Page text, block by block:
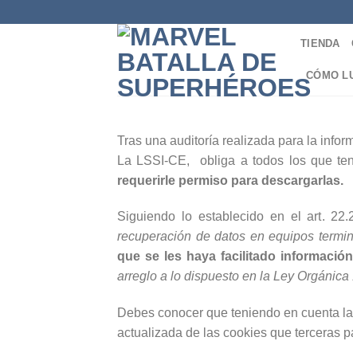
TIENDA
CÓMO
Tras una auditoría realizada para la
La LSSI-CE, obliga a todos los que
requerirle permiso para descargarlas.
Siguiendo lo establecido en el art.
recuperación de datos en equipos
que se les haya facilitado
arreglo a lo dispuesto en la Ley
Debes conocer que teniendo en cuenta
actualizada de las cookies que terceras